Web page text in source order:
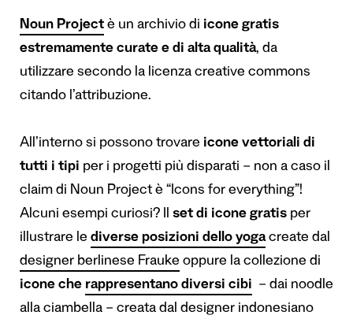
Noun Project è un archivio di icone gratis
estremamente curate e di alta qualità, da
utilizzare secondo la licenza creative commons
citando l’attribuzione.
All’interno si possono trovare icone vettoriali di
tutti i tipi per i progetti più disparati – non a caso il
claim di Noun Project è “Icons for everything”!
Alcuni esempi curiosi? Il set di icone gratis per
illustrare le diverse posizioni dello yogacreate dal
designer berlinese Frauke oppure la collezione di
icone che rappresentano diversi cibi – dai noodle
alla ciambella – creata dal designer indonesiano